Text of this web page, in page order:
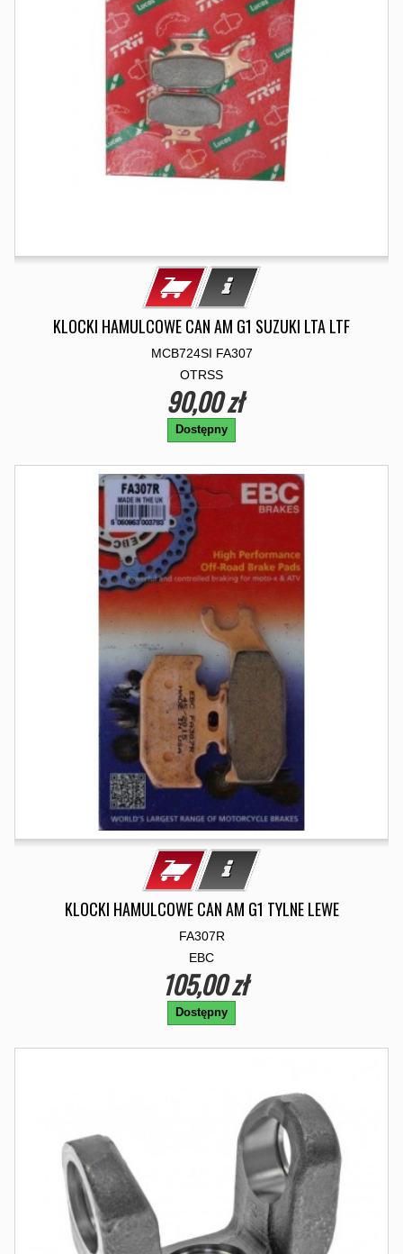
KLOCKI HAMULCOWE CAN AM G1 SUZUKI LTA LTF
MCB724SI FA307
OTRSS
90,00 zł
Dostępny
KLOCKI HAMULCOWE CAN AM G1 TYLNE LEWE
FA307R
EBC
105,00 zł
Dostępny